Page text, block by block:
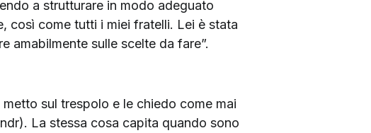
a strutturare in modo adeguato
così come tutti i miei fratelli. Lei è stata
amabilmente sulle scelte da fare”.
sul trespolo e le chiedo come mai
La stessa cosa capita quando sono